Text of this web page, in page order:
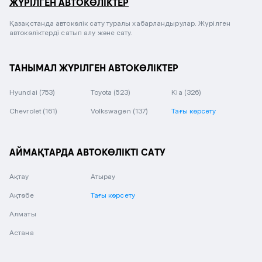
ЖҮРІЛГЕН АВТОКӨЛІКТЕР
Қазақстанда автокөлік сату туралы хабарландырулар. Жүрілген
автокөліктерді сатып алу және сату.
ТАНЫМАЛ ЖҮРІЛГЕН АВТОКӨЛІКТЕР
Hyundai (753) Toyota (523) Kia (326)
Chevrolet (161) Volkswagen (137) Тағы көрсету
АЙМАҚТАРДА АВТОКӨЛІКТІ САТУ
Ақтау
Ақтөбе
Алматы
Астана
Атырау
Тағы көрсету